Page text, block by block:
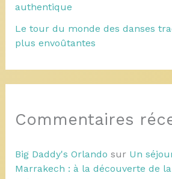
authentique
Le tour du monde des danses
plus envoûtantes
Commentaires
Big Daddy's Orlando sur Un
Marrakech : à la découverte de